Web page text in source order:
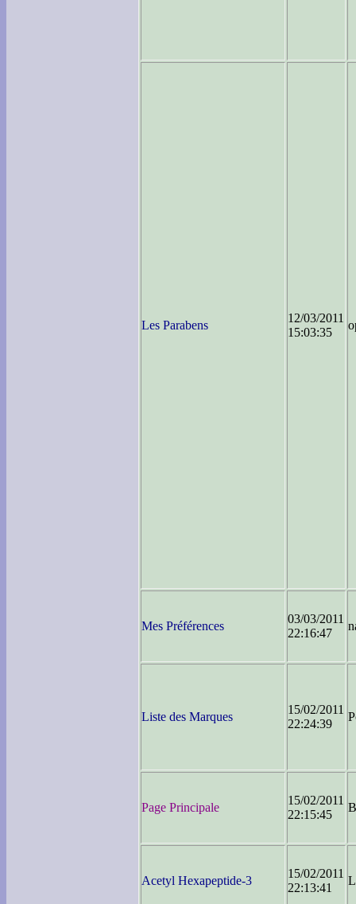
Les Parabens
12/03/2011
15:03:35
Mes Préférences
03/03/2011
22:16:47
Liste des Marques
15/02/2011
22:24:39
Page Principale
15/02/2011
22:15:45
Acetyl Hexapeptide-3
15/02/2011
22:13:41